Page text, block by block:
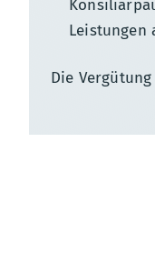
Leistungen
Die